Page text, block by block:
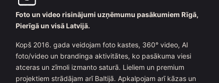
Foto un video risinājumi uzņēmumu pasākumiem Rīgā,
Pierīgā un visā Latvijā.
Kopš 2016. gada veidojam foto kastes, 360° video, AI
foto/video un brandinga aktivitātes, ko pasākuma viesi
atceras un zīmoli izmanto saturā. Lieliem un premium
projektiem strādājam arī Baltijā. Apkalpojam arī kāzas un